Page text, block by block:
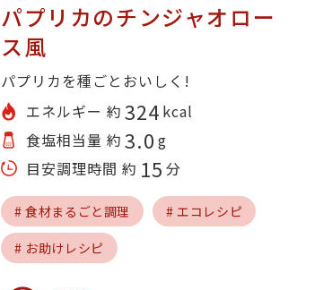
パプリカのチンジャオロー
ス風
パプリカを種ごとおいしく!
エネルギー 約 324 kcal
食塩相当量 約 3.0 g
目安調理時間 約 15 分
# 食材まるごと調理 # エコレシピ
# お助けレシピ